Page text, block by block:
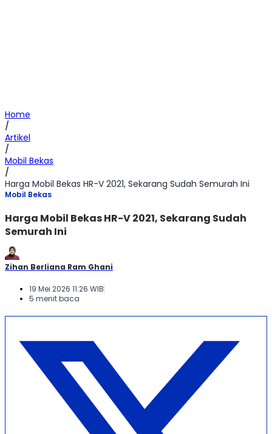
Home
/
Artikel
/
Mobil Bekas
/
Harga Mobil Bekas HR-V 2021, Sekarang Sudah Semurah Ini
Mobil Bekas
Harga Mobil Bekas HR-V 2021, Sekarang Sudah
Semurah Ini
Zihan Berliana Ram Ghani
19 Mei 2026 11:26 WIB
5 menit baca